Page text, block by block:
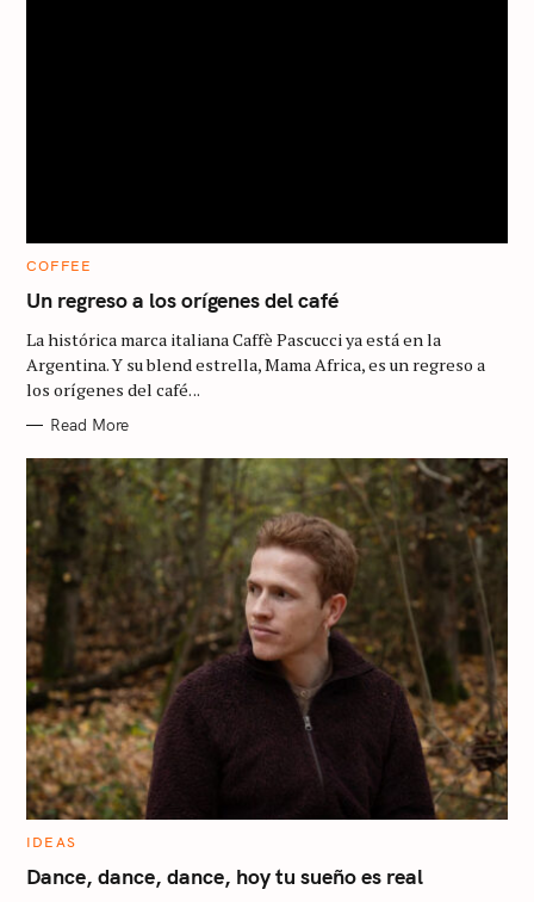
C
T
E
O
R
I
E
COFFEE
Un regreso a los orígenes del café
La histórica marca italiana Caffè Pascucci ya está en la
Argentina. Y su blend estrella, Mama Africa, es un regreso a
los orígenes del café. ..
Read More
C
T
E
IDEAS
Dance, dance, dance, hoy tu sueño es real
a
h
r
: